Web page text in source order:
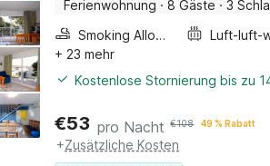
Ferienwohnung · 8 Gäste · 3
Smoking Allowed
+ 23 mehr
Kostenlose Stornierung bis zu
€53 pro Nacht €108 49 % Rabatt
+Zusätzliche Kosten